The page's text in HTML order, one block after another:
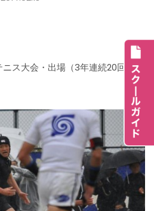
ス大会・出場（3年連続20回目）